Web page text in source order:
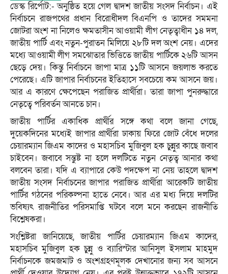
ডেস্ক রির্পোট:- অনুষ্ঠিত হয়ে গেল দ্বাদশ জাতীয় সংসদ নির্বাচন। এই
নির্বাচনে রাজপথের প্রধান বিরোধীদল বিএনপি ও তাদের সমমনা
জোটরা অংশ না নিলেও ক্ষমতাসীন আওয়ামী লীগ নেতৃত্বাধীন ১৪ দল,
জাতীয় পার্টি এবং নতুন-পুরাতন মিলিয়ে ২৮টি দল অংশ নেয়। এদের
মধ্যে আওয়ামী লীগ সমঝোতার ভিত্তিতে জাতীয় পার্টিকে ২৬টি আসন
ছেড়ে দেয়। কিন্তু নির্বাচনে জাপা মাত্র ১১টি আসনে জয়লাভ করতে
পেরেছে। এটি জাপার নির্বাচনের ইতিহাসে সবচেয়ে কম আসনে জয়।
আর এ কারণে ক্ষেপেছেন পরাজিত প্রার্থীরা। তারা জাপা পুনরুদ্ধারে
নেতৃত্বে পরিবর্তন আনতে চান।
জাতীয় পার্টির একাধিক প্রার্থীর সঙ্গে কথা বলে জানা গেছে,
দুয়েকদিনের মধ্যেই জাপার প্রার্থীরা ঢাকায় ফিরে জোট বেঁধে দলের
চেয়ারম্যান জিএম কাদের ও মহাসচিব মুজিবুল হক চুন্নুর কাছে জবাব
চাইবেন। জবাবে সন্তুষ্ট না হলে দলটিতে নতুন নেতৃত্ব আনার কথা
বলবেন তারা। যদি এ ব্যাপারে কেউ পদক্ষেপ না নেয় তাহলে দ্বাদশ
জাতীয় সংসদ নির্বাচনের জাপার পরাজিত প্রার্থীরা আরেকটি জাতীয়
পার্টির গঠনের পরিকল্পনা হাতে নেবে। আর এর মধ্য দিয়ে দলটির
ভবিষ্যৎ রাজনীতির পরিসমাপ্তি ঘটবে বলে মনে করছেন রাজনীতি
বিশ্লেষকরা।
সংশ্লিষ্টরা জানিয়েছে, জাতীয় পার্টির চেয়ারম্যান জিএম কাদের,
মহাসচিব মুজিবুল হক চুন্নু ও ব্যারিস্টার আনিসুল ইসলাম মাহমুদ
নির্বাচনকে জমজমাট ও অংশগ্রহণমূলক দেখানোর জন্য সব আসনে